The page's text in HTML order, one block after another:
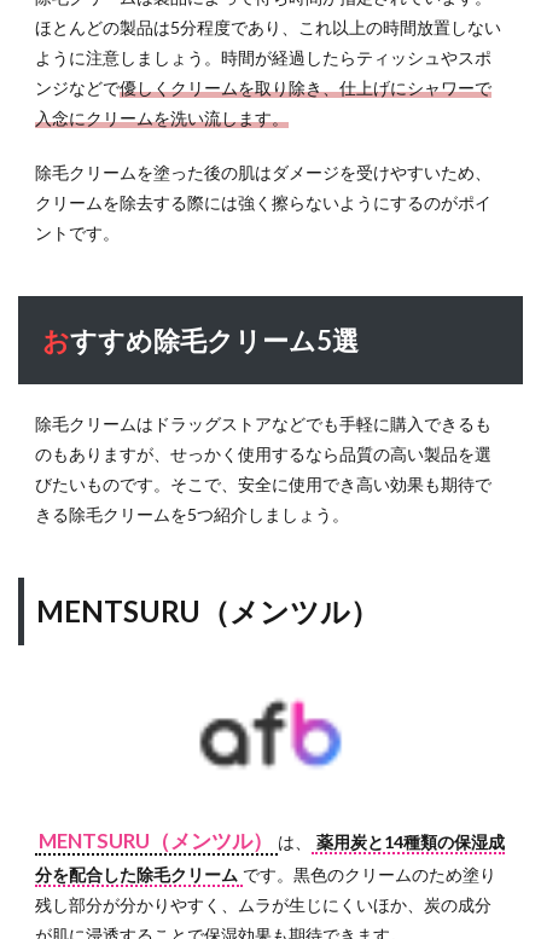
ほとんどの製品は5分程度であり、これ以上の時間放置しない
ように注意しましょう。時間が経過したらティッシュやスポ
ンジなどで優しくクリームを取り除き、仕上げにシャワーで
入念にクリームを洗い流します。
除毛クリームを塗った後の肌はダメージを受けやすいため、
クリームを除去する際には強く擦らないようにするのがポイ
ントです。
おすすめ除毛クリーム5選
除毛クリームはドラッグストアなどでも手軽に購入できるも
のもありますが、せっかく使用するなら品質の高い製品を選
びたいものです。そこで、安全に使用でき高い効果も期待で
きる除毛クリームを5つ紹介しましょう。
MENTSURU（メンツル）
MENTSURU（メンツル） は、
薬用炭と14種類の保湿成
分を配合した除毛クリーム です。黒色のクリームのため塗り
残し部分が分かりやすく、ムラが生じにくいほか、炭の成分
が肌に浸透することで保湿効果も期待できます。